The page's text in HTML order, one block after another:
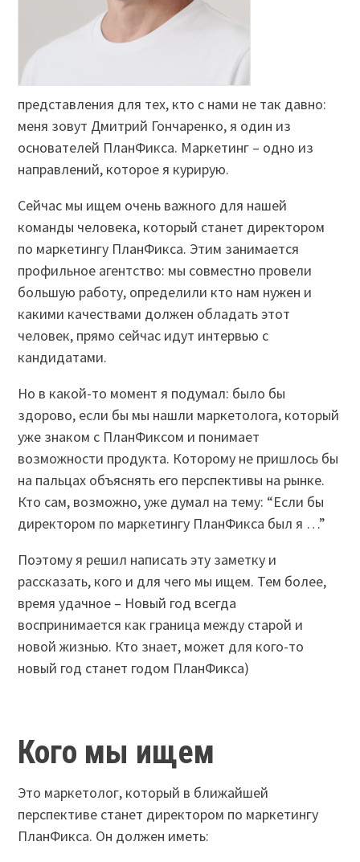
представления для тех, кто с нами не так давно:
меня зовут Дмитрий Гончаренко, я один из
основателей ПланФикса. Маркетинг – одно из
направлений, которое я курирую.
Сейчас мы ищем очень важного для нашей
команды человека, который станет директором
по маркетингу ПланФикса. Этим занимается
профильное агентство: мы совместно провели
большую работу, определили кто нам нужен и
какими качествами должен обладать этот
человек, прямо сейчас идут интервью с
кандидатами.
Но в какой-то момент я подумал: было бы
здорово, если бы мы нашли маркетолога, который
уже знаком с ПланФиксом и понимает
возможности продукта. Которому не пришлось бы
на пальцах объяснять его перспективы на рынке.
Кто сам, возможно, уже думал на тему: “Если бы
директором по маркетингу ПланФикса был я …”
Поэтому я решил написать эту заметку и
рассказать, кого и для чего мы ищем. Тем более,
время удачное – Новый год всегда
воспринимается как граница между старой и
новой жизнью. Кто знает, может для кого-то
новый год станет годом ПланФикса)
Кого мы ищем
Это маркетолог, который в ближайшей
перспективе станет директором по маркетингу
ПланФикса. Он должен иметь: